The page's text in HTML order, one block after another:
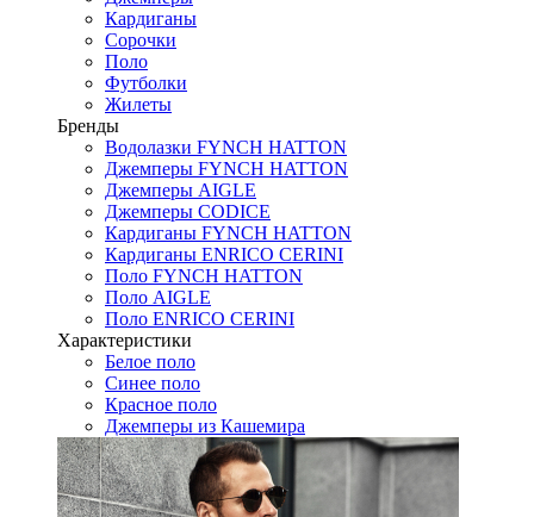
Кардиганы
Сорочки
Поло
Футболки
Жилеты
Бренды
Водолазки FYNCH HATTON
Джемперы FYNCH HATTON
Джемперы AIGLE
Джемперы CODICE
Кардиганы FYNCH HATTON
Кардиганы ENRICO CERINI
Поло FYNCH HATTON
Поло AIGLE
Поло ENRICO CERINI
Характеристики
Белое поло
Синее поло
Красное поло
Джемперы из Кашемира